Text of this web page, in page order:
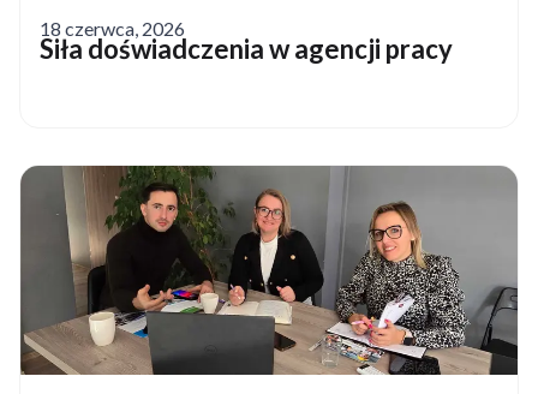
18 czerwca, 2026
Siła doświadczenia w agencji pracy